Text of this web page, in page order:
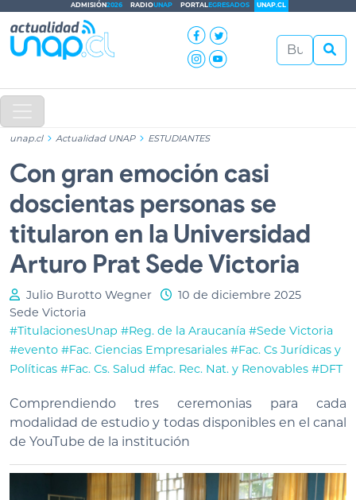
ADMISIÓN2026 RADIOUNAP PORTALEGRESADOS UNAP.CL
unap.cl Actualidad UNAP ESTUDIANTES
Con gran emoción casi
doscientas personas se
titularon en la Universidad
Arturo Prat Sede Victoria
Julio Burotto Wegner
10 de diciembre 2025
Sede Victoria
#TitulacionesUnap #Reg. de la Araucanía #Sede Victoria
#evento #Fac. Ciencias Empresariales #Fac. Cs Jurídicas y
Políticas #Fac. Cs. Salud #fac. Rec. Nat. y Renovables #DFT
Comprendiendo tres ceremonias para cada
modalidad de estudio y todas disponibles en el canal
de YouTube de la institución